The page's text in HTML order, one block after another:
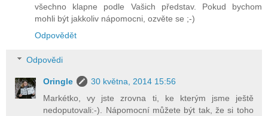
všechno klapne podle Vašich představ. Pokud bychom
mohli být jakkoliv nápomocni, ozvěte se ;-)
Odpovědět
Odpovědi
Oringle
30 května, 2014 15:56
Markétko, vy jste zrovna ti, ke kterým jsme ještě
nedoputovali:-). Nápomocní můžete být tak, že si toho